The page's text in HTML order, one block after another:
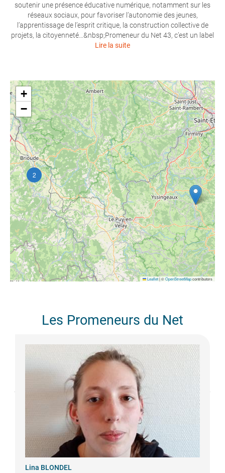
soutenir une présence éducative numérique, notamment sur les
réseaux sociaux, pour favoriser l’autonomie des jeunes,
l’apprentissage de l’esprit critique, la construction collective de
projets, la citoyenneté…&nbsp;Promeneur du Net 43, c’est un label
Lire la suite
2
+
−
Leaflet|©OpenStreetMapcontributors
Les Promeneurs du Net
Lina BLONDEL